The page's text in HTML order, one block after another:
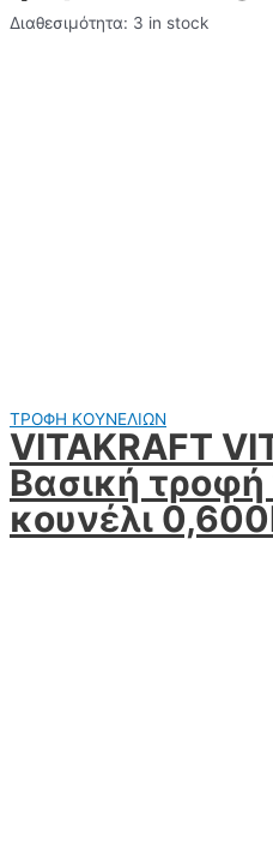
Διαθεσιμότητα: 3 in stock
ΤΡΟΦΗ ΚΟΥΝΕΛΙΩΝ
VITAKRAFT
Βασική τροφή
κουνέλι